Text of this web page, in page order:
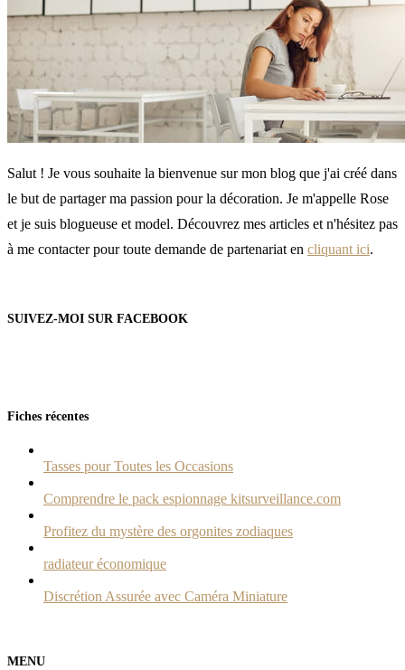
Salut ! Je vous souhaite la bienvenue sur mon blog que j'ai créé dans
le but de partager ma passion pour la décoration. Je m'appelle Rose
et je suis blogueuse et model. Découvrez mes articles et n'hésitez pas
à me contacter pour toute demande de partenariat en cliquant ici.
SUIVEZ-MOI SUR FACEBOOK
Fiches récentes
Tasses pour Toutes les Occasions
Comprendre le pack espionnage kitsurveillance.com
Profitez du mystère des orgonites zodiaques
radiateur économique
Discrétion Assurée avec Caméra Miniature
MENU